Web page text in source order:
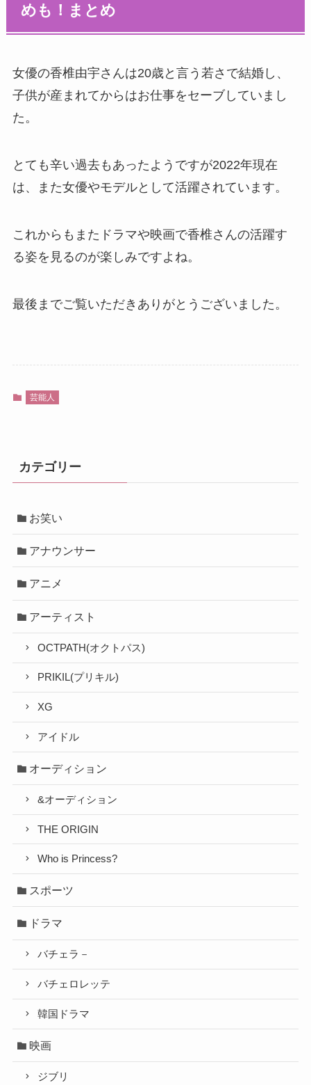
めも！まとめ
女優の香椎由宇さんは20歳と言う若さで結婚し、
子供が産まれてからはお仕事をセーブしていまし
た。
とても辛い過去もあったようですが2022年現在
は、また女優やモデルとして活躍されています。
これからもまたドラマや映画で香椎さんの活躍す
る姿を見るのが楽しみですよね。
最後までご覧いただきありがとうございました。
芸能人
カテゴリー
お笑い
アナウンサー
アニメ
アーティスト
OCTPATH(オクトパス)
PRIKIL(プリキル)
XG
アイドル
オーディション
&オーディション
THE ORIGIN
Who is Princess?
スポーツ
ドラマ
バチェラ－
バチェロレッテ
韓国ドラマ
映画
ジブリ